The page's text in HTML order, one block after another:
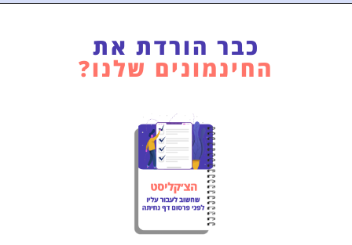
כבר הורדת את
החינמונים שלנו?